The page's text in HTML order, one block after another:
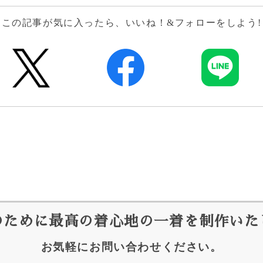
この記事が気に入ったら、いいね！&フォローをしよう!
ために最高の着心地の一着を制作いた
お気軽にお問い合わせください。